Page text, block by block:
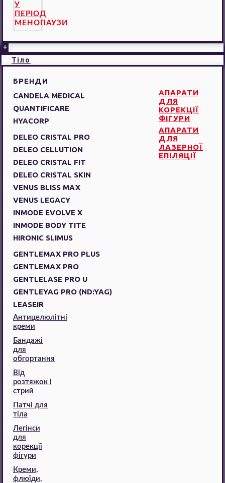
У
ПЕРІОД
МЕНОПАУЗИ
+
Тіло
БРЕНДИ
CANDELA MEDICAL
QUANTIFICARE
HYACORP
АПАРАТИ
ДЛЯ
КОРЕКЦІЇ
ФІГУРИ
DELEO CRISTAL PRO
DELEO CELLUTION
DELEO CRISTAL FIT
DELEO CRISTAL SKIN
VENUS BLISS MAX
VENUS LEGACY
INMODE EVOLVE X
INMODE BODY TITE
HIRONIC SLIMUS
АПАРАТИ
ДЛЯ
ЛАЗЕРНОЇ
ЕПІЛЯЦІЇ
GENTLEMAX PRO PLUS
GENTLEMAX PRO
GENTLELASE PRO U
GENTLEYAG PRO (ND:YAG)
LEASEIR
Антицелюлітні
креми
Бандажі
для
обгортання
Від
розтяжок і
стрий
Патчі для
тіла
Легінси
для
корекції
фігури
Креми,
флюїди,